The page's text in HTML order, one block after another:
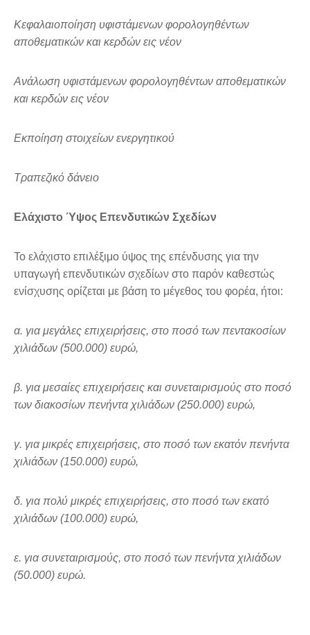
Κεφαλαιοποίηση υφιστάμενων φορολογηθέντων
αποθεματικών και κερδών εις νέον
Ανάλωση υφιστάμενων φορολογηθέντων αποθεματικών
και κερδών εις νέον
Εκποίηση στοιχείων ενεργητικού
Τραπεζικό δάνειο
Ελάχιστο Ύψος Επενδυτικών Σχεδίων
Το ελάχιστο επιλέξιμο ύψος της επένδυσης για την
υπαγωγή επενδυτικών σχεδίων στο παρόν καθεστώς
ενίσχυσης ορίζεται με βάση το μέγεθος του φορέα, ήτοι:
α. για μεγάλες επιχειρήσεις, στο ποσό των πεντακοσίων
χιλιάδων (500.000) ευρώ,
β. για μεσαίες επιχειρήσεις και συνεταιρισμούς στο ποσό
των διακοσίων πενήντα χιλιάδων (250.000) ευρώ,
γ. για μικρές επιχειρήσεις, στο ποσό των εκατόν πενήντα
χιλιάδων (150.000) ευρώ,
δ. για πολύ μικρές επιχειρήσεις, στο ποσό των εκατό
χιλιάδων (100.000) ευρώ,
ε. για συνεταιρισμούς, στο ποσό των πενήντα χιλιάδων
(50.000) ευρώ.